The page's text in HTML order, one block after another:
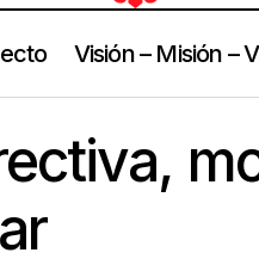
Visión – Misión –
Empresas Familiares La